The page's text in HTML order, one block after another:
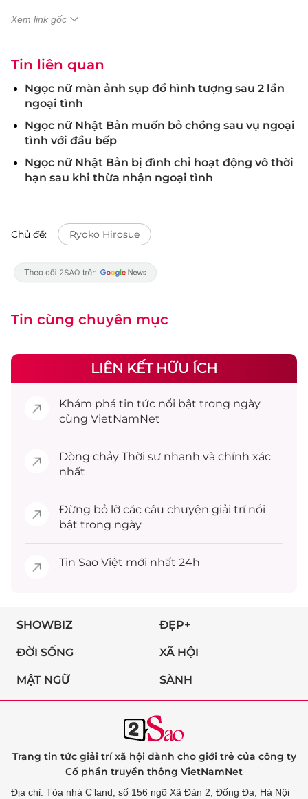
Xem link gốc
Tin liên quan
Ngọc nữ màn ảnh sụp đổ hình tượng sau 2 lần
ngoại tình
Ngọc nữ Nhật Bản muốn bỏ chồng sau vụ ngoại
tình với đầu bếp
Ngọc nữ Nhật Bản bị đình chỉ hoạt động vô thời
hạn sau khi thừa nhận ngoại tình
Chủ đề: Ryoko Hirosue
Tin cùng chuyên mục
LIÊN KẾT HỮU ÍCH
Khám phá tin tức nổi bật trong ngày
cùng VietNamNet
Dòng chảy Thời sự nhanh và chính xác
nhất
Đừng bỏ lỡ các câu chuyện giải trínổi
bật trong ngày
Tin Sao Việt mới nhất 24h
SHOWBIZ ĐẸP+
ĐỜI SỐNG XÃ HỘI
MẬT NGỮ SÀNH
Trang tin tức giải trí xã hội dành cho giới trẻ của công ty
Cổ phần truyền thông VietNamNet
Địa chỉ: Tòa nhà C’land, số 156 ngõ Xã Đàn 2, Đống Đa, Hà Nội